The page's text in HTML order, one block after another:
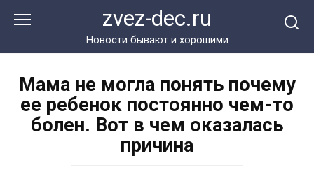
zvez-dec.ru
Новости бывают и хорошими
Мама не могла понять почему
ее ребенок постоянно чем-то
болен. Вот в чем оказалась
причина